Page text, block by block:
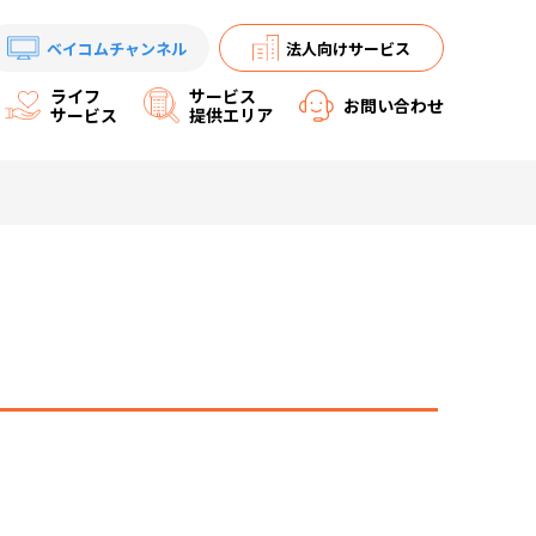
ベイコムチャンネル 法人向けサービス
ライフ
サービス
サービス
提供エリア
お問い合わせ